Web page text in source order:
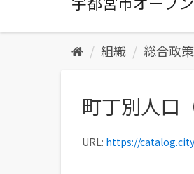
組織 総合政
町丁別人口
URL: https://